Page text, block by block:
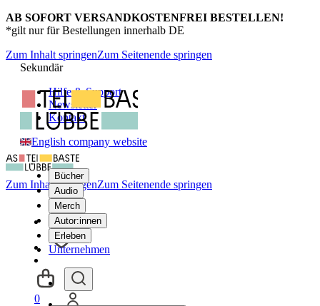
AB SOFORT VERSANDKOSTENFREI BESTELLEN!
*gilt nur für Bestellungen innerhalb DE
Zum Inhalt springenZum Seitenende springen
Sekundär
Hilfe & Support
Newsletter
Kontakt
English company website
Bücher
Audio
Merch
Autor:innen
Erleben
Unternehmen
Zum Inhalt springenZum Seitenende springen
0